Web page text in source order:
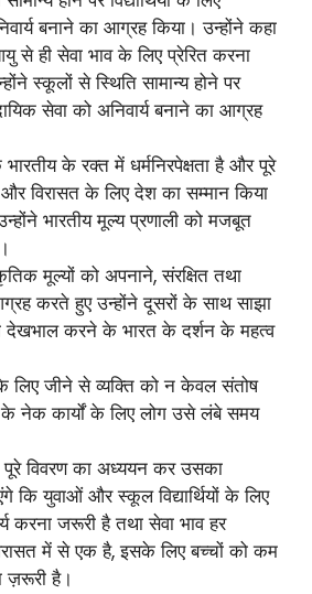
बनाने का आग्रह किया। उन्होंने कहा
ही सेवा भाव के लिए प्रेरित करना
स्‍कूलों से स्थिति सामान्‍य होने पर
सेवा को अनिवार्य बनाने का आग्रह
के रक्‍त में धर्मनिरपेक्षता है और पूरे
विरासत के लिए देश का सम्‍मान किया
भारतीय मूल्‍य प्रणाली को मजबूत
मूल्‍यों को अपनाने, संरक्षित तथा
करते हुए उन्‍होंने दूसरों के साथ साझा
करने के भारत के दर्शन के महत्‍व
लिए जीने से व्‍यक्ति को न केवल संतोष
के नेक कार्यों के लिए लोग उसे लंबे समय
विवरण का अध्ययन कर उसका
कि युवाओं और स्कूल विद्यार्थियों के लिए
करना जरूरी है तथा सेवा भाव हर
में से एक है, इसके लिए बच्चों को कम
ज़रूरी है।